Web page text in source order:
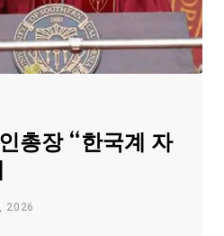
총장 “한국계 자
2026